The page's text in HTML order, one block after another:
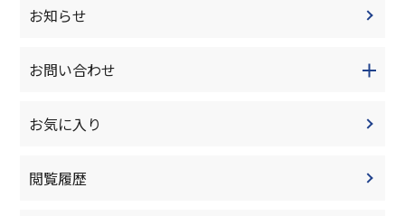
お知らせ
お問い合わせ
お気に入り
閲覧履歴